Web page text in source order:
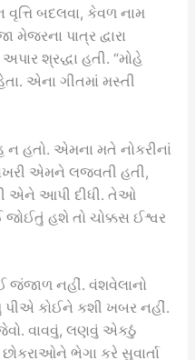
બદલવા, કેવળ નામ
પાત્ર દ્વારા
શ્રદ્ધા હતી. “મોહે
એના ગીતમાં મસ્તી
હતો. એમના મતે નોકરીનાં
એમને લજવતી હતી,
એને આપી દીધી. તેઓ
હશે તો ચોક્કસ ઈશ્વર
જંજાળ નહીં. વંશવેલાનો
પીએ કોઈને કશી ખબર નહીં.
વાવવું, લણવું એકઠું
ભેગા કરે સુવાર્તા